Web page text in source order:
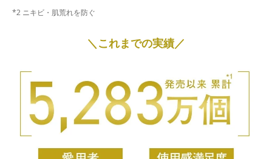
*2 ニキビ・肌荒れを防ぐ
＼これまでの実績／